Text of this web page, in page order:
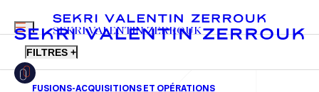
MENU
SEKRI VALENTIN ZERROUK
FILTRES +